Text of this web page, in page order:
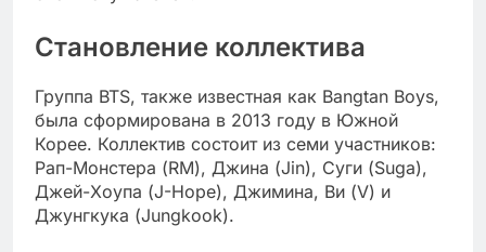
Становление коллектива
Группа BTS, также известная как Bangtan Boys,
была сформирована в 2013 году в Южной
Корее. Коллектив состоит из семи участников:
Рап-Монстера (RM), Джина (Jin), Суги (Suga),
Джей-Хоупа (J-Hope), Джимина, Ви (V) и
Джунгкука (Jungkook).